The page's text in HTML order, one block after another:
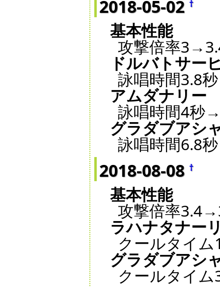
2018-05-02 †
基本性能
攻撃倍率
ドルバトサー
詠唱時間3.8
アムダナリー
詠唱時間4秒
グラダブアシ
詠唱時間6.8
2018-08-08 †
基本性能
攻撃倍率
ラハナタナー
クールタイ
グラダブアシ
クールタイ